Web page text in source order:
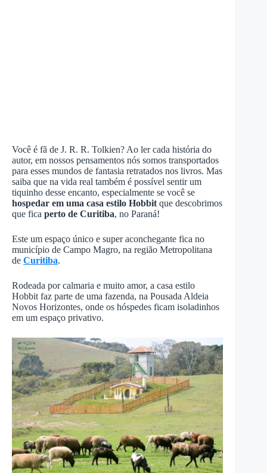
Você é fã de J. R. R. Tolkien? Ao ler cada história do
autor, em nossos pensamentos nós somos transportados
para esses mundos de fantasia retratados nos livros. Mas
saiba que na vida real também é possível sentir um
tiquinho desse encanto, especialmente se você se
hospedar em uma casa estilo Hobbit que descobrimos
que fica perto de Curitiba, no Paraná!
Este um espaço único e super aconchegante fica no
município de Campo Magro, na região Metropolitana
de Curitiba.
Rodeada por calmaria e muito amor, a casa estilo
Hobbit faz parte de uma fazenda, na Pousada Aldeia
Novos Horizontes, onde os hóspedes ficam isoladinhos
em um espaço privativo.